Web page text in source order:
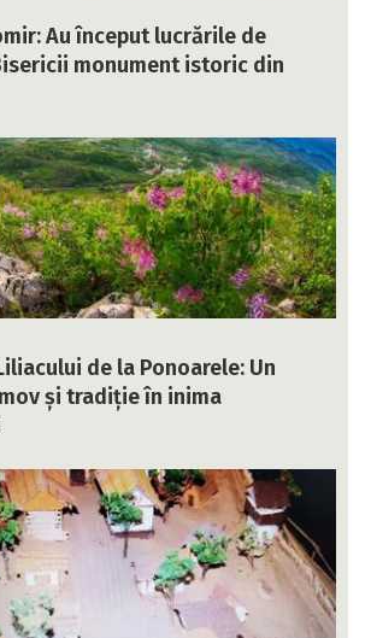
Au început lucrările de
monument istoric din
de la Ponoarele: Un
și tradiție în inima